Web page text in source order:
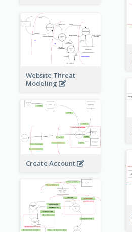
Website Threat
Modeling
Create Account